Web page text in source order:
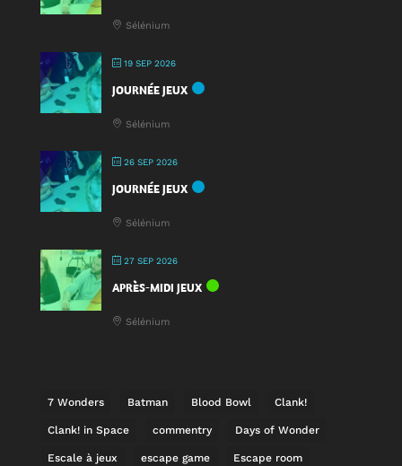
Sélénium
19 SEP 2026
JOURNÉE JEUX
Sélénium
26 SEP 2026
JOURNÉE JEUX
Sélénium
27 SEP 2026
APRÈS-MIDI JEUX
Sélénium
7 Wonders Batman Blood Bowl Clank!
Clank! in Space commentry Days of Wonder
Escale à jeux escape game Escape room